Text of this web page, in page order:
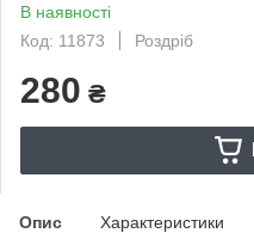
В наявності
Код: 11873
Роздріб
280 ₴
Опис Характеристики